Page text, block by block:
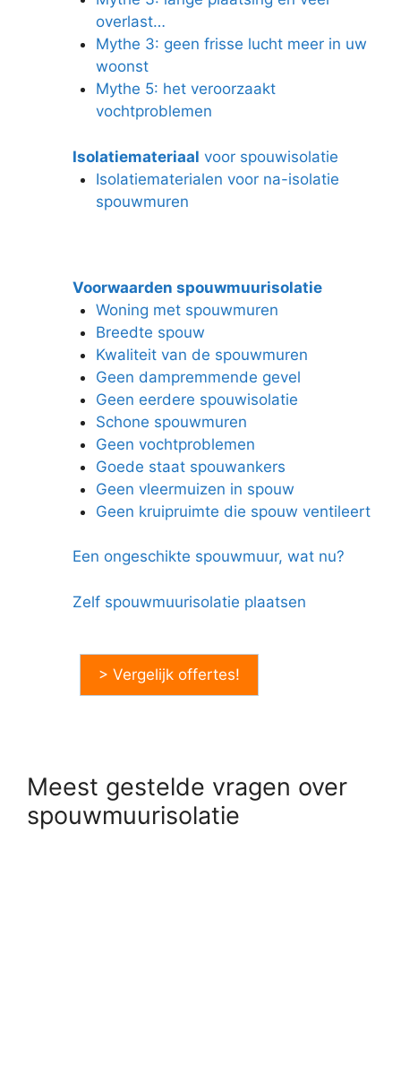
overlast…
Mythe 3: geen frisse lucht meer in uw
woonst
Mythe 5: het veroorzaakt
vochtproblemen
Isolatiemateriaal voor spouwisolatie
Isolatiematerialen voor na-isolatie
spouwmuren
Voorwaarden spouwmuurisolatie
Woning met spouwmuren
Breedte spouw
Kwaliteit van de spouwmuren
Geen dampremmende gevel
Geen eerdere spouwisolatie
Schone spouwmuren
Geen vochtproblemen
Goede staat spouwankers
Geen vleermuizen in spouw
Geen kruipruimte die spouw ventileert
Een ongeschikte spouwmuur, wat nu?
Zelf spouwmuurisolatie plaatsen
> Vergelijk offertes!
Meest gestelde vragen over
spouwmuurisolatie